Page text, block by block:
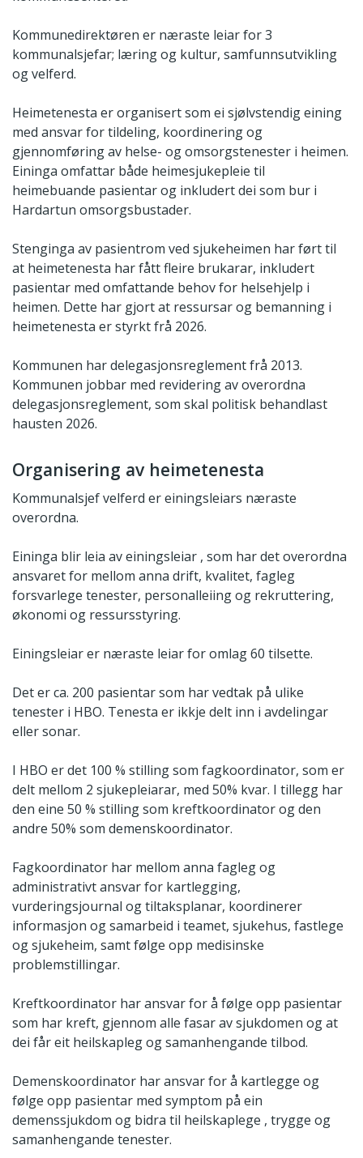
Kommunedirektøren er næraste leiar for 3
kommunalsjefar; læring og kultur, samfunnsutvikling
og velferd.
Heimetenesta er organisert som ei sjølvstendig eining
med ansvar for tildeling, koordinering og
gjennomføring av helse- og omsorgstenester i heimen.
Eininga omfattar både heimesjukepleie til
heimebuande pasientar og inkludert dei som bur i
Hardartun omsorgsbustader.
Stenginga av pasientrom ved sjukeheimen har ført til
at heimetenesta har fått fleire brukarar, inkludert
pasientar med omfattande behov for helsehjelp i
heimen. Dette har gjort at ressursar og bemanning i
heimetenesta er styrkt frå 2026.
Kommunen har delegasjonsreglement frå 2013.
Kommunen jobbar med revidering av overordna
delegasjonsreglement, som skal politisk behandlast
hausten 2026.
Organisering av heimetenesta
Kommunalsjef velferd er einingsleiars næraste
overordna.
Eininga blir leia av einingsleiar , som har det overordna
ansvaret for mellom anna drift, kvalitet, fagleg
forsvarlege tenester, personalleiing og rekruttering,
økonomi og ressursstyring.
Einingsleiar er næraste leiar for omlag 60 tilsette.
Det er ca. 200 pasientar som har vedtak på ulike
tenester i HBO. Tenesta er ikkje delt inn i avdelingar
eller sonar.
I HBO er det 100 % stilling som fagkoordinator, som er
delt mellom 2 sjukepleiarar, med 50% kvar. I tillegg har
den eine 50 % stilling som kreftkoordinator og den
andre 50% som demenskoordinator.
Fagkoordinator har mellom anna fagleg og
administrativt ansvar for kartlegging,
vurderingsjournal og tiltaksplanar, koordinerer
informasjon og samarbeid i teamet, sjukehus, fastlege
og sjukeheim, samt følge opp medisinske
problemstillingar.
Kreftkoordinator har ansvar for å følge opp pasientar
som har kreft, gjennom alle fasar av sjukdomen og at
dei får eit heilskapleg og samanhengande tilbod.
Demenskoordinator har ansvar for å kartlegge og
følge opp pasientar med symptom på ein
demenssjukdom og bidra til heilskaplege , trygge og
samanhengande tenester.